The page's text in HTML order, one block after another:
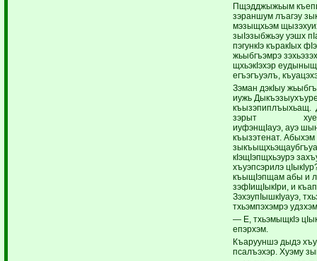
Пщэдджыжьым
зэраншум лъагэу
мэзыщхьэм
зыIэзыбжьэу уэшх
пэгункIэ къракIых
жьыбгъэмрэ
щхьэкIэхэр
егъэгъуэлъ,
Зэман дэкIыу
иужь
къызэпиплъыхьащ.
зэрыт хуейм
иуфэнщIауэ, ауэ
къызэтенат. Абыхэм
кIэщIэпщхьэурэ
хъуэпсэрилэ
къыщIэпщам абы и
зэфIищIыкIри, и
ЗэхэупIышкIуауэ,
тхьэмпэхэмрэ
— Е, тхьэмыщкIэ
епэрхэм.
Къарууншэ дыдэ
псалъэхэр. Хуэму